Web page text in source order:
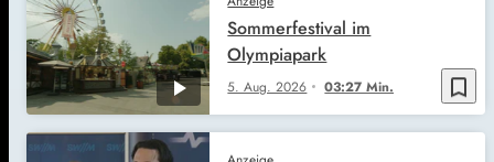
bookmark_border
5. Aug. 2026 03:27 Min.
Sommerfestival im
Olympiapark